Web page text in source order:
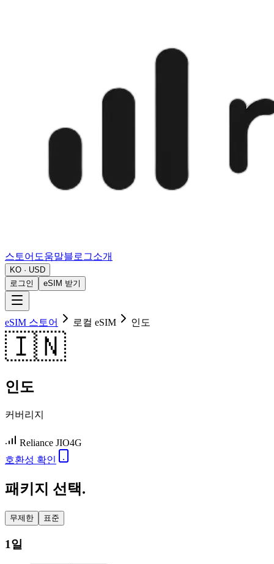
스토어 도움말블로그소개
KO · USD
로그인
eSIM 받기
eSIM 스토어 로컬 eSIM 인도
🇮🇳
인도
커버리지
Reliance JIO4G
호환성 확인
패키지 선택.
무제한 표준
1일